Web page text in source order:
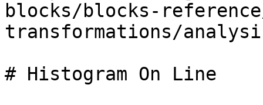
blocks/blocks-
transformations/
# Histogram On Line